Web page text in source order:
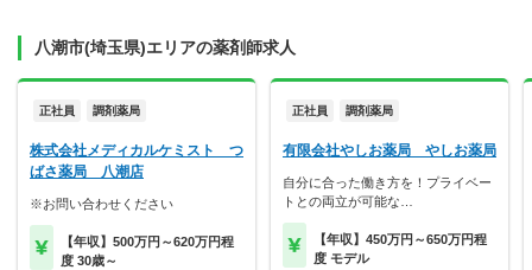
八潮市(埼玉県)エリアの薬剤師求人
正社員 調剤薬局
株式会社メディカルケミスト つ
ばさ薬局 八潮店
※お問い合わせください
【年収】500万円～620万円程
度 30歳～
正社員 調剤薬局
有限会社やしお薬局 やしお薬局
自分に合った働き方を！プライベー
トとの両立が可能な…
【年収】450万円～650万円程
度 モデル